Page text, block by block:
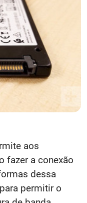
aos
fazer a conexão
dessa
permitir o